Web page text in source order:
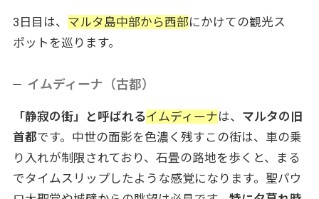
3日目は、 マルタ島中部から西部にかけての観光ス
ポットを巡ります。
イムディーナ（古都）
「静寂の街」と呼ばれるイムディーナは、 マルタの旧
首都です。中世の面影を色濃く残すこの街は、車の乗
り入れが制限されており、石畳の路地を歩くと、まる
でタイムスリップしたような感覚になります。聖パウ